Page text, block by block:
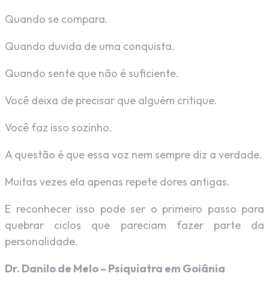
Quando se compara.
Quando duvida de uma conquista.
Quando sente que não é suficiente.
Você deixa de precisar que alguém critique.
Você faz isso sozinho.
A questão é que essa voz nem sempre diz a verdade.
Muitas vezes ela apenas repete dores antigas.
E reconhecer isso pode ser o primeiro passo para
quebrar ciclos que pareciam fazer parte da
personalidade.
Dr. Danilo de Melo – Psiquiatra em Goiânia